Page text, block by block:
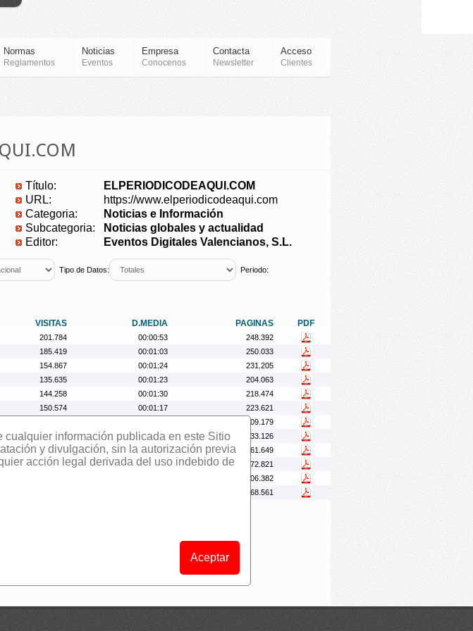
Normas
Reglamentos
Noticias
Eventos
Empresa
Conocenos
Contacta
Newsletter
Acceso
Clientes
Título:
ELPERIODICODEAQUI.COM
URL:
https://www.elperiodicodeaqui.com
Categoria:
Noticias e Información
Subcategoria:
Noticias globales y actualidad
Editor:
Eventos Digitales Valencianos, S.L.
Tipo de Datos: Periodo:
VISITAS D.MEDIA PAGINAS PDF
201.784 00:00:53
248.392
185.419 00:01:03
250.033
154.867 00:01:24
231.205
135.635 00:01:23
204.063
144.258 00:01:30
218.474
150.574 00:01:17
223.621
209.179
151.035 00:01:26
233.126
177.906 00:01:15
261.649
189.798 00:01:08
272.821
206.382
268.561
información publicada en este Sitio
y divulgación, sin la autorización previa
acción legal derivada del uso indebido de
Aceptar